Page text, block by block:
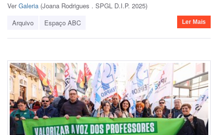
VerGaleria (Joana Rodrigues . SPGL D.I.P. 2025)
Arquivo
Espaço ABC Ler Mais